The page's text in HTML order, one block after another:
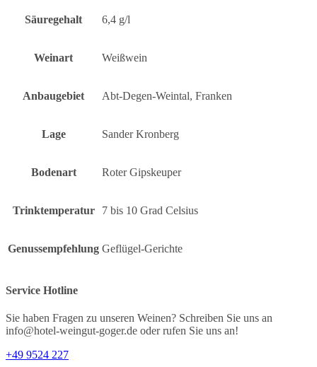
Säuregehalt 6,4 g/l
Weinart Weißwein
Anbaugebiet Abt-Degen-Weintal, Franken
Lage Sander Kronberg
Bodenart Roter Gipskeuper
Trinktemperatur 7 bis 10 Grad Celsius
Genussempfehlung Geflügel-Gerichte
Service Hotline
Sie haben Fragen zu unseren Weinen? Schreiben Sie uns an
info@hotel-weingut-goger.de oder rufen Sie uns an!
+49 9524 227